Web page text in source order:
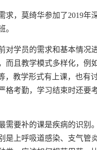
求，莫绮华参加了2019年
。
对学员的需求和基本情况
而且教学模式多样化，例
，教学形式有上课，也有
格考勤，学习结束时还要
需要补的课是疾病的识别
是上呼吸道感染、支气管